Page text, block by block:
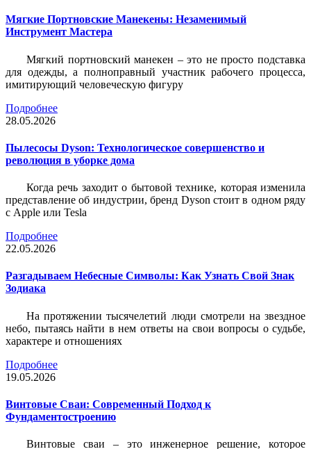
Мягкие Портновские Манекены: Незаменимый
Инструмент Мастера
Мягкий портновский манекен – это не просто подставка
для одежды, а полноправный участник рабочего процесса,
имитирующий человеческую фигуру
Подробнее
28.05.2026
Пылесосы Dyson: Технологическое совершенство и
революция в уборке дома
Когда речь заходит о бытовой технике, которая изменила
представление об индустрии, бренд Dyson стоит в одном ряду
с Apple или Tesla
Подробнее
22.05.2026
Разгадываем Небесные Символы: Как Узнать Свой Знак
Зодиака
На протяжении тысячелетий люди смотрели на звездное
небо, пытаясь найти в нем ответы на свои вопросы о судьбе,
характере и отношениях
Подробнее
19.05.2026
Винтовые Сваи: Современный Подход к
Фундаментостроению
Винтовые сваи – это инженерное решение, которое